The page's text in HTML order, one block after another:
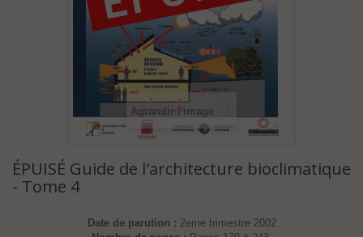
Agrandir l'image
ÉPUISÉ Guide de l'architecture bioclimatique
- Tome 4
Date de parution : 2eme trimestre 2002